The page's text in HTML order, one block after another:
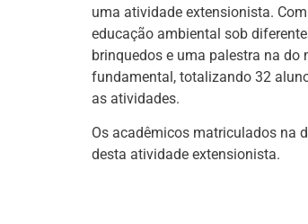
uma atividade extensionista.
educação ambiental sob
brinquedos e uma palestra na do
fundamental, totalizando 32
as atividades.
Os acadêmicos matriculados na
desta atividade extensionista.